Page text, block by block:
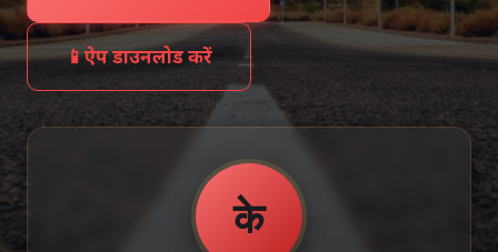
📱ऐप डाउनलोड करें
के